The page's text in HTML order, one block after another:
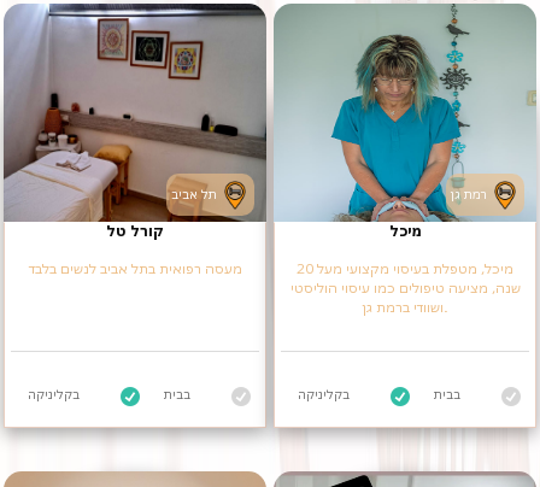
קורל טל
מעסה רפואית בתל אביב לנשים בלבד
בקליניקה בבית
מיכל
מיכל, מטפלת בעיסוי מקצועי מעל 20
שנה, מציעה טיפולים כמו עיסוי הוליסטי
בקליניקה בבית